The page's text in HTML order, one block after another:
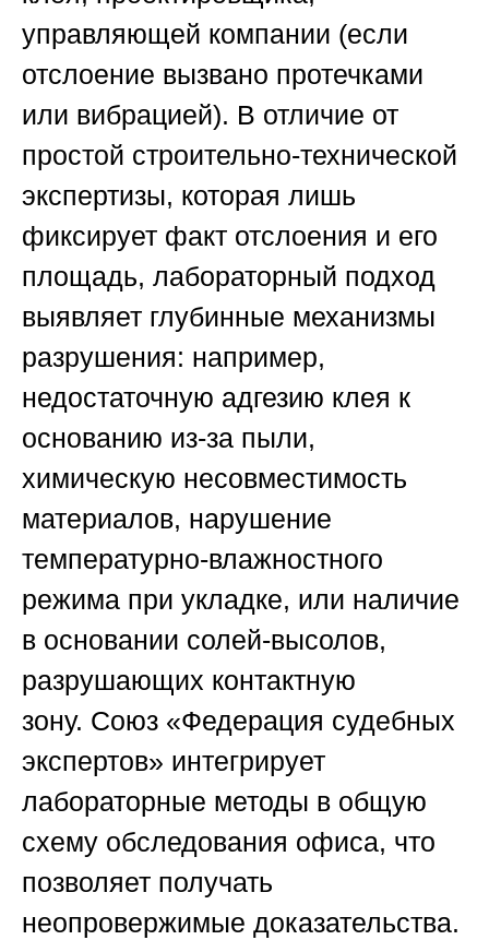
управляющей компании (если
отслоение вызвано протечками
или вибрацией). В отличие от
простой строительно-технической
экспертизы, которая лишь
фиксирует факт отслоения и его
площадь, лабораторный подход
выявляет глубинные механизмы
разрушения: например,
недостаточную адгезию клея к
основанию из-за пыли,
химическую несовместимость
материалов, нарушение
температурно-влажностного
режима при укладке, или наличие
в основании солей-высолов,
разрушающих контактную
зону. Союз «Федерация судебных
экспертов» интегрирует
лабораторные методы в общую
схему обследования офиса, что
позволяет получать
неопровержимые доказательства.